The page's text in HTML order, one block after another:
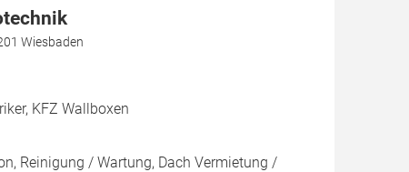
Wiesbaden
KFZ Wallboxen
Reinigung / Wartung, Dach Vermietung /